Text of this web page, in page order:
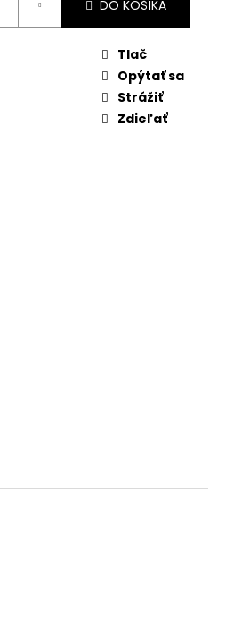
DO KOŠÍKA
Tlač
Opýtať sa
Strážiť
Zdieľať